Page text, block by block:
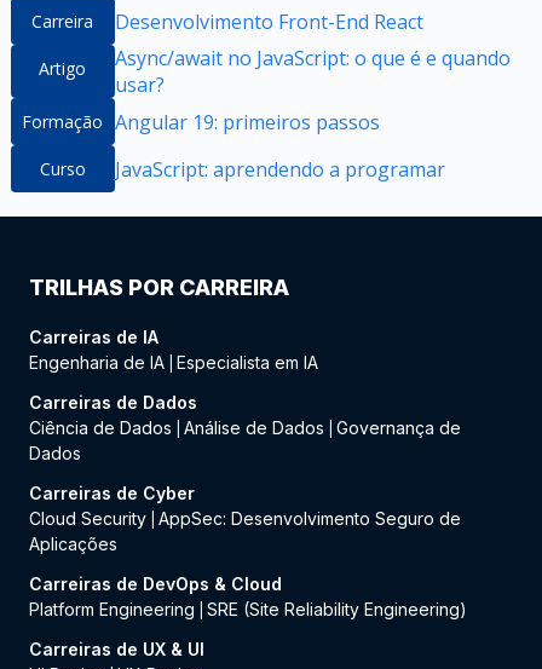
Carreira Desenvolvimento Front-End React
Artigo
Async/await no JavaScript: o que é e quando
usar?
Formação Angular 19: primeiros passos
Curso JavaScript: aprendendo a programar
TRILHAS POR CARREIRA
Carreiras de IA
Engenharia de IA Especialista em IA
Carreiras de Dados
Ciência de Dados
Análise de Dados
Governança de
Dados
Carreiras de Cyber
Cloud Security AppSec: Desenvolvimento Seguro de
Aplicações
Carreiras de DevOps & Cloud
Platform Engineering
SRE (Site Reliability Engineering)
Carreiras de UX & UI